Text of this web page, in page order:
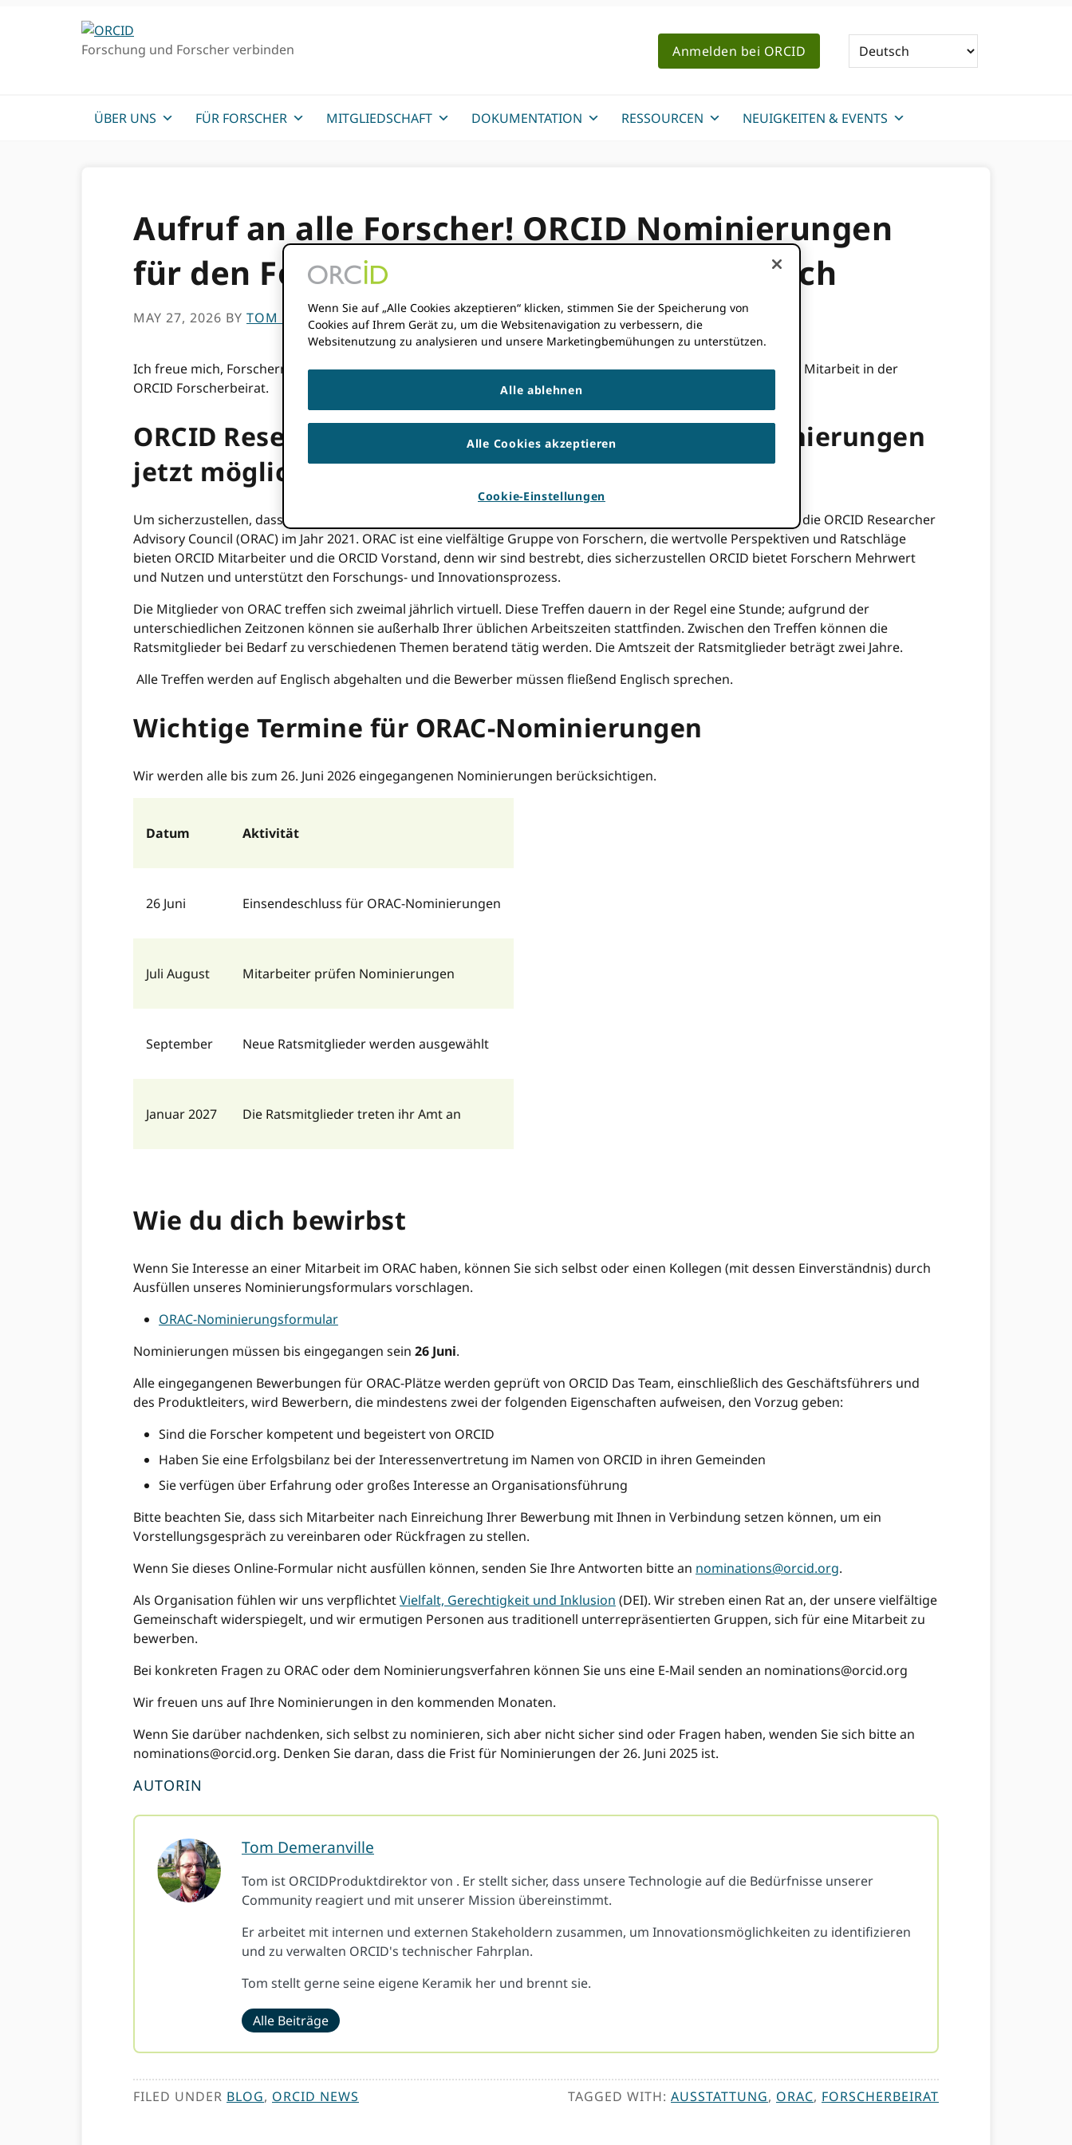
HauptnavigationForschung und Forscher verbinden Anmelden bei ORCID
ÜBER UNS FÜR FORSCHER MITGLIEDSCHAFT DOKUMENTATION RESSOURCEN NEUIGKEITEN & EVENTS
Aufruf an alle Forscher! ORCID Nominierungen
für den Forschungsbeirat ab sofort möglich
MAY 27, 2026 BY TOM DEMERANVILLE
Ich freue mich, Forschern eine spannende Möglichkeit zur Beteiligung vorstellen zu können. ORCID's Führung: Mitarbeit in der
ORCID Forscherbeirat.
ORCID Researcher Advisory Council (ORAC) – Nominierungen
jetzt möglich
Um sicherzustellen, dass die Forscher im Mittelpunkt all unserer Aktivitäten stehen, ORCIDUnser Vorstand hat die ORCID Researcher
Advisory Council (ORAC) im Jahr 2021. ORAC ist eine vielfältige Gruppe von Forschern, die wertvolle Perspektiven und Ratschläge
bieten ORCID Mitarbeiter und die ORCID Vorstand, denn wir sind bestrebt, dies sicherzustellen ORCID bietet Forschern Mehrwert
und Nutzen und unterstützt den Forschungs- und Innovationsprozess.
Die Mitglieder von ORAC treffen sich zweimal jährlich virtuell. Diese Treffen dauern in der Regel eine Stunde; aufgrund der
unterschiedlichen Zeitzonen können sie außerhalb Ihrer üblichen Arbeitszeiten stattfinden. Zwischen den Treffen können die
Ratsmitglieder bei Bedarf zu verschiedenen Themen beratend tätig werden. Die Amtszeit der Ratsmitglieder beträgt zwei Jahre.
Alle Treffen werden auf Englisch abgehalten und die Bewerber müssen fließend Englisch sprechen.
Wichtige Termine für ORAC-Nominierungen
Wir werden alle bis zum 26. Juni 2026 eingegangenen Nominierungen berücksichtigen.
Datum Aktivität
26 Juni Einsendeschluss für ORAC-Nominierungen
Juli August Mitarbeiter prüfen Nominierungen
September Neue Ratsmitglieder werden ausgewählt
Januar 2027 Die Ratsmitglieder treten ihr Amt an
Wie du dich bewirbst
Wenn Sie Interesse an einer Mitarbeit im ORAC haben, können Sie sich selbst oder einen Kollegen (mit dessen Einverständnis) durch
Ausfüllen unseres Nominierungsformulars vorschlagen.
ORAC-Nominierungsformular
Nominierungen müssen bis eingegangen sein 26 Juni.
Alle eingegangenen Bewerbungen für ORAC-Plätze werden geprüft von ORCID Das Team, einschließlich des Geschäftsführers und
des Produktleiters, wird Bewerbern, die mindestens zwei der folgenden Eigenschaften aufweisen, den Vorzug geben:
Sind die Forscher kompetent und begeistert von ORCID
Haben Sie eine Erfolgsbilanz bei der Interessenvertretung im Namen von ORCID in ihren Gemeinden
Sie verfügen über Erfahrung oder großes Interesse an Organisationsführung
Bitte beachten Sie, dass sich Mitarbeiter nach Einreichung Ihrer Bewerbung mit Ihnen in Verbindung setzen können, um ein
Vorstellungsgespräch zu vereinbaren oder Rückfragen zu stellen.
Wenn Sie dieses Online-Formular nicht ausfüllen können, senden Sie Ihre Antworten bitte an nominations@orcid.org.
Als Organisation fühlen wir uns verpflichtetVielfalt, Gerechtigkeit und Inklusion (DEI). Wir streben einen Rat an, der unsere vielfältige
Gemeinschaft widerspiegelt, und wir ermutigen Personen aus traditionell unterrepräsentierten Gruppen, sich für eine Mitarbeit zu
bewerben.
Bei konkreten Fragen zu ORAC oder dem Nominierungsverfahren können Sie uns eine E-Mail senden an nominations@orcid.org
Wir freuen uns auf Ihre Nominierungen in den kommenden Monaten.
Wenn Sie darüber nachdenken, sich selbst zu nominieren, sich aber nicht sicher sind oder Fragen haben, wenden Sie sich bitte an
nominations@orcid.org. Denken Sie daran, dass die Frist für Nominierungen der 26. Juni 2025 ist.
AUTORIN
Tom Demeranville
Tom ist ORCIDProduktdirektor von . Er stellt sicher, dass unsere Technologie auf die Bedürfnisse unserer
Community reagiert und mit unserer Mission übereinstimmt.
Er arbeitet mit internen und externen Stakeholdern zusammen, um Innovationsmöglichkeiten zu identifizieren
und zu verwalten ORCID's technischer Fahrplan.
Tom stellt gerne seine eigene Keramik her und brennt sie.
Alle Beiträge
FILED UNDER BLOG, ORCID NEWS TAGGED WITH: AUSSTATTUNG, ORAC, FORSCHERBEIRAT
Wenn Sie auf „Alle Cookies akzeptieren“ klicken, stimmen Sie der Speicherung von
Cookies auf Ihrem Gerät zu, um die Websitenavigation zu verbessern, die
Websitenutzung zu analysieren und unsere Marketingbemühungen zu unterstützen.
Alle ablehnen
Alle Cookies akzeptieren
Cookie-Einstellungen